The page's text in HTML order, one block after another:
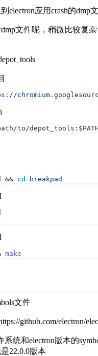
electron应用crash的dmp
文件呢，稍微比较复杂
to/
&& cd breakpad
make
文件
github.com/electron/
统和electron版本的
22.0.0版本